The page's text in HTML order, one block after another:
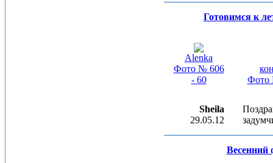
Готовимся к
Alenka
Фото № 606
- 60
Фото
Sheila
29.05.12
Весенний